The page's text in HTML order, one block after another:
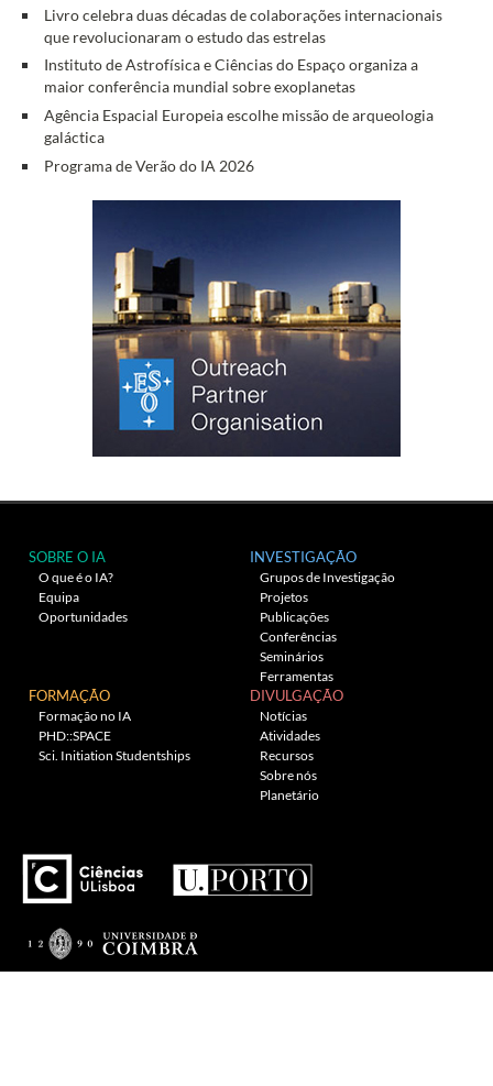
Livro celebra duas décadas de colaborações internacionais
que revolucionaram o estudo das estrelas
Instituto de Astrofísica e Ciências do Espaço organiza a
maior conferência mundial sobre exoplanetas
Agência Espacial Europeia escolhe missão de arqueologia
galáctica
Programa de Verão do IA 2026
SOBRE O IA
O que é o IA?
Equipa
Oportunidades
INVESTIGAÇÃO
Grupos de Investigação
Projetos
Publicações
Conferências
Seminários
Ferramentas
FORMAÇÃO
Formação no IA
PHD::SPACE
Sci. Initiation Studentships
DIVULGAÇÃO
Notícias
Atividades
Recursos
Sobre nós
Planetário